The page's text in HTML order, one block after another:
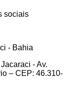
sociais
- Bahia
- Av.
– CEP: 46.310-